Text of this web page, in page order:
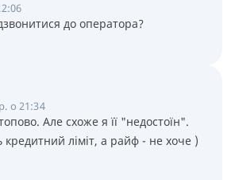
до оператора?
о 21:34
Але схоже я її "недостоїн".
ліміт, а райф - не хоче )